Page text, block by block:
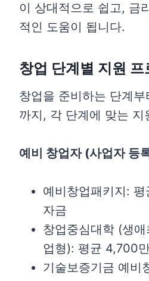
이 상대적으로 쉽고, 금
적인 도움이 됩니다.
창업 단계별 지원 프
창업을 준비하는 단계
까지, 각 단계에 맞는 지
예비 창업자 (사업자 등
예비창업패키지:
자금
창업중심대학 (생
업형): 평균 4,700
기술보증기금 예비